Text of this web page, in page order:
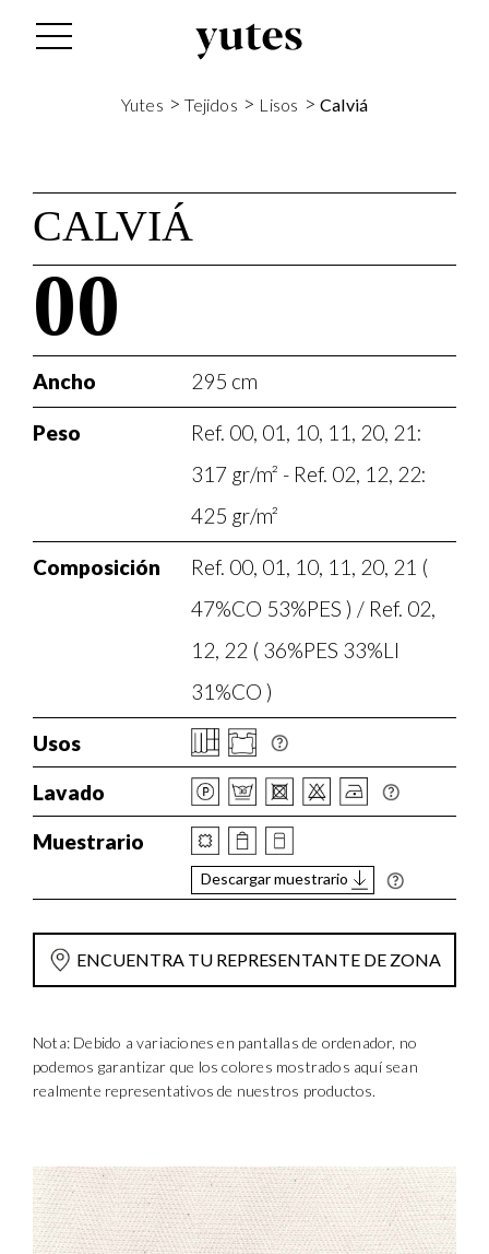
Yutes >Tejidos > Lisos >Calviá
CALVIÁ
00
Ancho 295 cm
Peso
Ref. 00, 01, 10, 11, 20, 21:
317 gr/m² - Ref. 02, 12, 22:
425 gr/m²
Composición
Ref. 00, 01, 10, 11, 20, 21 (
47%CO 53%PES ) / Ref. 02,
12, 22 ( 36%PES 33%LI
31%CO )
Usos
Lavado
Muestrario
Descargar muestrario
ENCUENTRA TU REPRESENTANTE DE ZONA
Nota: Debido a variaciones en pantallas de ordenador, no
podemos garantizar que los colores mostrados aquí sean
realmente representativos de nuestros productos.